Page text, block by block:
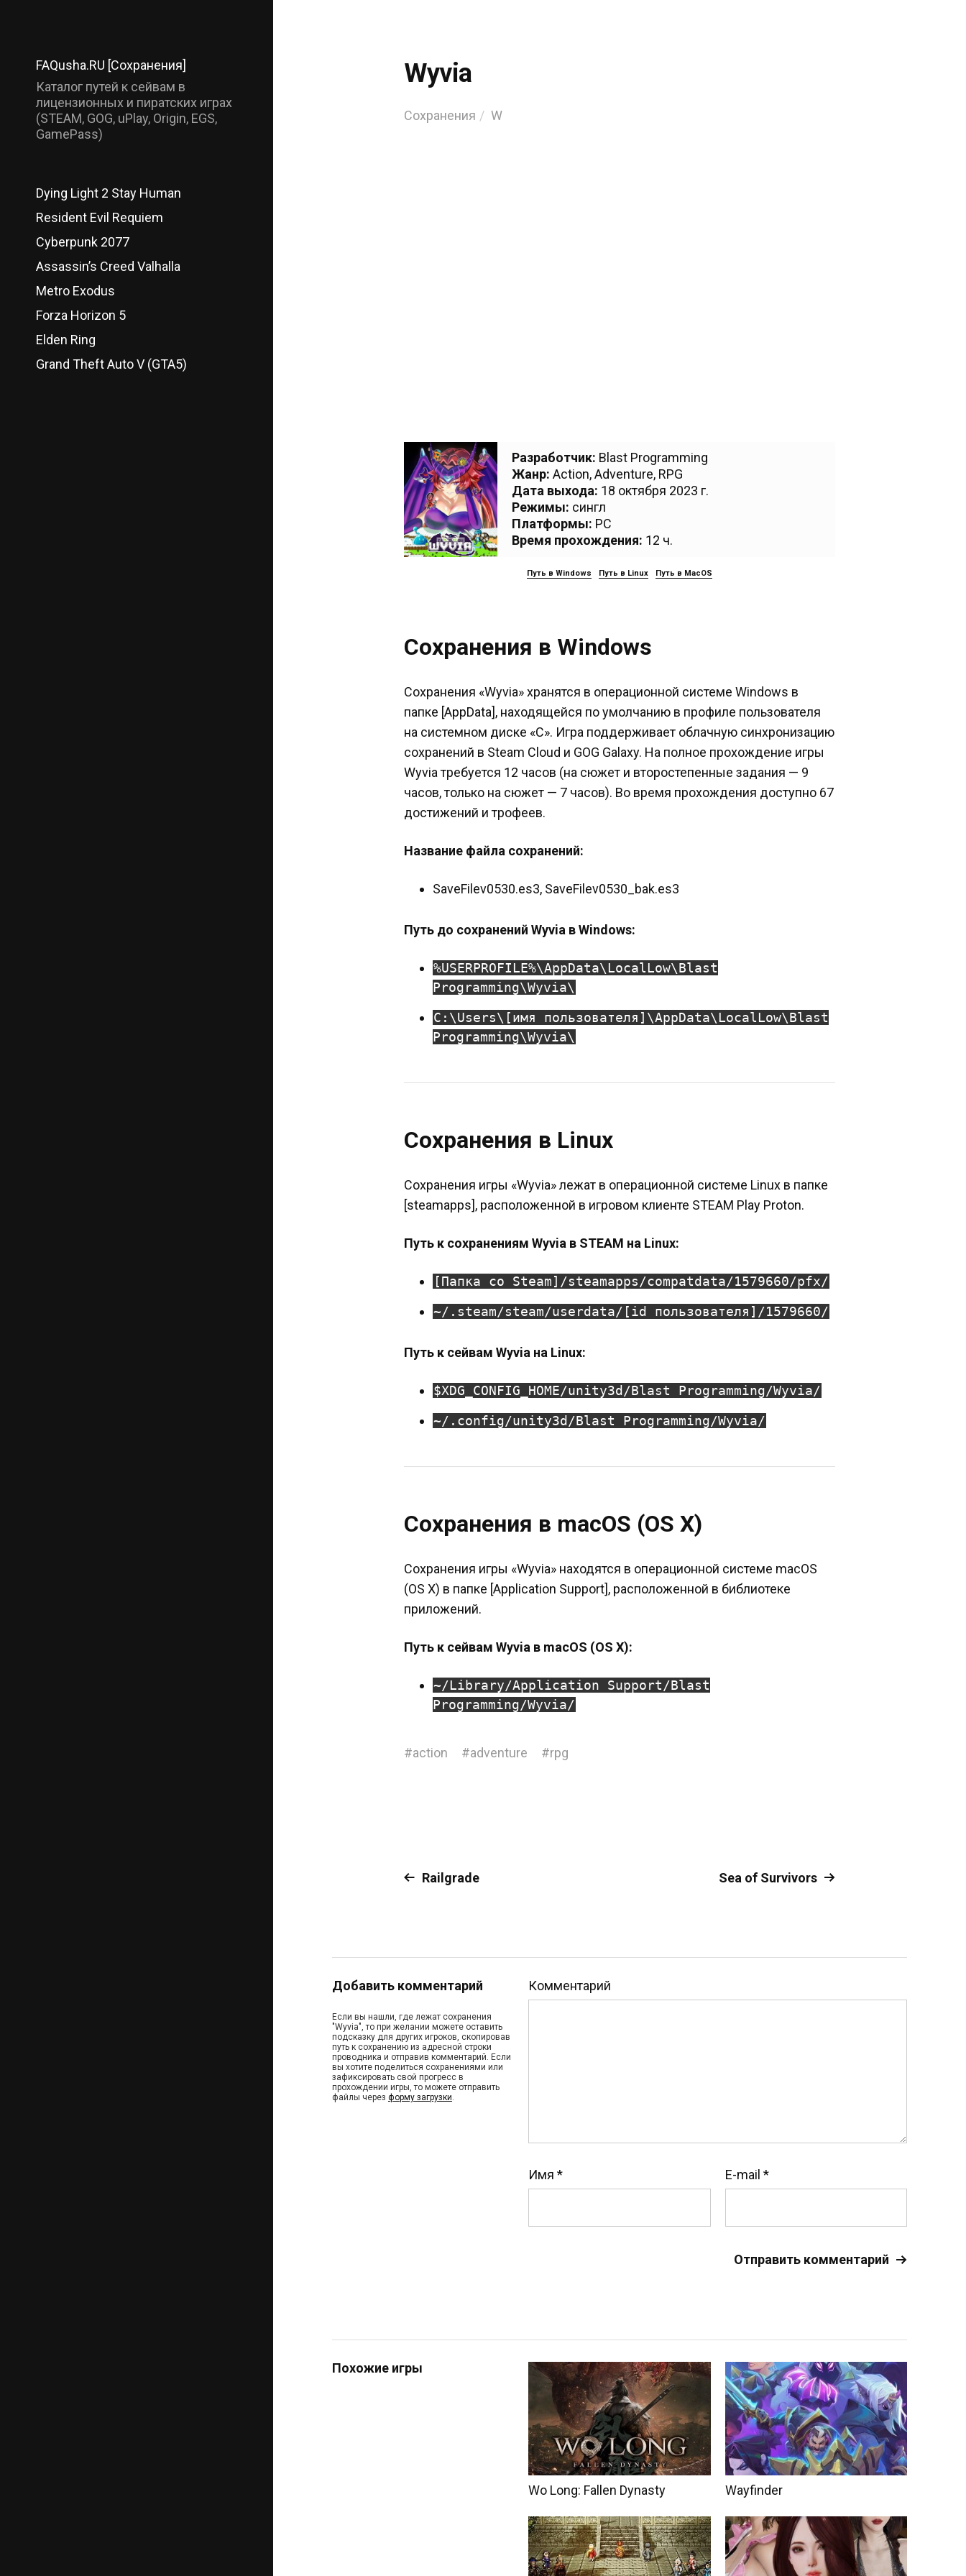
FAQusha.RU [Сохранения]
Каталог путей к сейвам в
лицензионных и пиратских играх
(STEAM, GOG, uPlay, Origin, EGS,
GamePass)
Dying Light 2 Stay Human
Resident Evil Requiem
Cyberpunk 2077
Assassin’s Creed Valhalla
Metro Exodus
Forza Horizon 5
Elden Ring
Grand Theft Auto V (GTA5)
Wyvia
Сохранения W
Разработчик: Blast Programming
Жанр: Action,Adventure, RPG
Дата выхода: 18 октября 2023 г.
Режимы: сингл
Платформы: PC
Время прохождения: 12 ч.
Путь в Windows Путь в Linux Путь в MacOS
Сохранения в Windows
Сохранения «Wyvia» хранятся в операционной системе Windows в
папке [AppData], находящейся по умолчанию в профиле пользователя
на системном диске «C». Игра поддерживает облачную синхронизацию
сохранений в Steam Cloud и GOG Galaxy. На полное прохождение игры
Wyvia требуется 12 часов (на сюжет и второстепенные задания — 9
часов, только на сюжет — 7 часов). Во время прохождения доступно 67
достижений и трофеев.
Название файла сохранений:
SaveFilev0530.es3, SaveFilev0530_bak.es3
Путь до сохранений Wyvia в Windows:
%USERPROFILE%\AppData\LocalLow\Blast
Programming\Wyvia\
C:\Users\[имя пользователя]\AppData\LocalLow\Blast
Programming\Wyvia\
Сохранения в Linux
Сохранения игры «Wyvia» лежат в операционной системе Linux в папке
[steamapps], расположенной в игровом клиенте STEAM Play Proton.
Путь к сохранениям Wyvia в STEAM на Linux:
[Папка со Steam]/steamapps/compatdata/1579660/pfx/
~/.steam/steam/userdata/[id пользователя]/1579660/
Путь к сейвам Wyvia на Linux:
$XDG_CONFIG_HOME/unity3d/Blast Programming/Wyvia/
~/.config/unity3d/Blast Programming/Wyvia/
Сохранения в macOS (OS X)
Сохранения игры «Wyvia» находятся в операционной системе macOS
(OS X) в папке [Application Support], расположенной в библиотеке
приложений.
Путь к сейвам Wyvia в macOS (OS X):
~/Library/Application Support/Blast
Programming/Wyvia/
#action #adventure #rpg
Railgrade Sea of Survivors
Добавить комментарий
Если вы нашли, где лежат сохранения
"Wyvia", то при желании можете оставить
подсказку для других игроков, скопировав
путь к сохранению из адресной строки
проводника и отправив комментарий. Если
вы хотите поделиться сохранениями или
зафиксировать свой прогресс в
прохождении игры, то можете отправить
файлы через форму загрузки.
Комментарий
Имя * E-mail *
Похожие игры
Wo Long: Fallen Dynasty Wayfinder